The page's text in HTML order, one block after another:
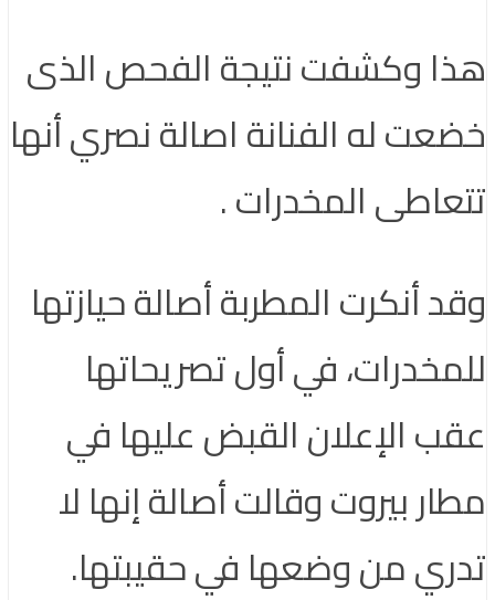
هذا وكشفت نتيجة الفحص الذى
خضعت له الفنانة اصالة نصري أنها
تتعاطى المخدرات .
وقد أنكرت المطربة أصالة حيازتها
للمخدرات، في أول تصريحاتها
عقب الإعلان القبض عليها في
مطار بيروت وقالت أصالة إنها لا
تدري من وضعها في حقيبتها.